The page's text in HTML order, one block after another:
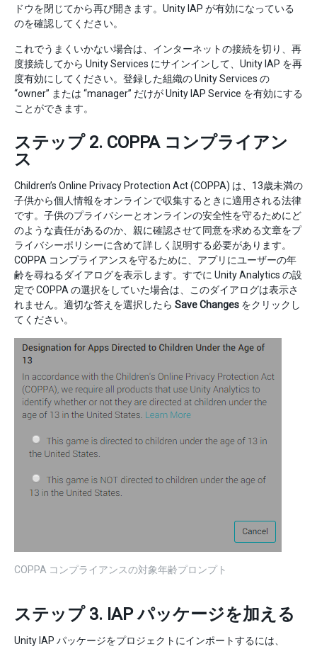
ドウを閉じてから再び開きます。Unity IAP が有効になっている
のを確認してください。
これでうまくいかない場合は、インターネットの接続を切り、再
度接続してから Unity Services にサインインして、Unity IAP を再
度有効にしてください。登録した組織の Unity Services の
“owner” または “manager” だけが Unity IAP Service を有効にする
ことができます。
ステップ 2. COPPA コンプライアン
ス
Children’s Online Privacy Protection Act (COPPA) は、13歳未満の
子供から個人情報をオンラインで収集するときに適用される法律
です。子供のプライバシーとオンラインの安全性を守るためにど
のような責任があるのか、親に確認させて同意を求める文章をプ
ライバシーポリシーに含めて詳しく説明する必要があります。
COPPA コンプライアンスを守るために、アプリにユーザーの年
齢を尋ねるダイアログを表示します。すでに Unity Analytics の設
定で COPPA の選択をしていた場合は、このダイアログは表示さ
れません。適切な答えを選択したら Save Changes をクリックし
てください。
COPPA コンプライアンスの対象年齢プロンプト
ステップ 3. IAP パッケージを加える
Unity IAP パッケージをプロジェクトにインポートするには、